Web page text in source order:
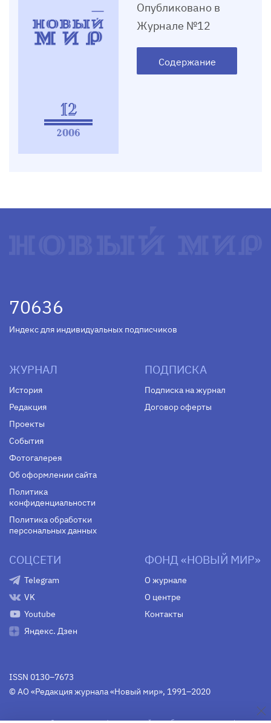
12
2006
Опубликовано в
Журнале №12
Содержание
70636
Индекс для индивидуальных подписчиков
ЖУРНАЛ
История
Редакция
Проекты
События
Фотогалерея
Об оформлении сайта
Политика
конфиденциальности
Политика обработки
персональных данных
ПОДПИСКА
Подписка на журнал
Договор оферты
СОЦСЕТИ
Telegram
VK
Youtube
Яндекс. Дзен
ФОНД «НОВЫЙ МИР»
О журнале
О центре
Контакты
ISSN 0130–7673
© АО «Редакция журнала «Новый мир», 1991–2020